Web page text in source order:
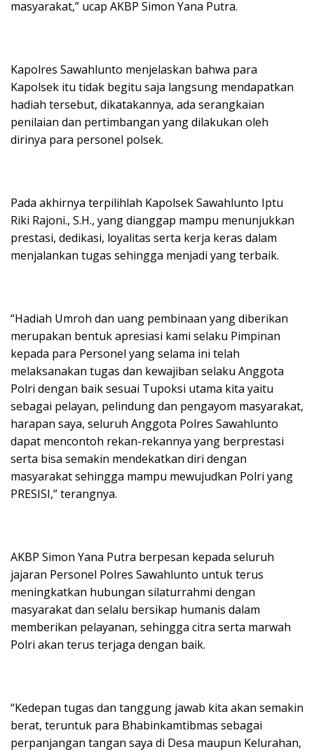
masyarakat,” ucap AKBP Simon Yana Putra.
Kapolres Sawahlunto menjelaskan bahwa para
Kapolsek itu tidak begitu saja langsung mendapatkan
hadiah tersebut, dikatakannya, ada serangkaian
penilaian dan pertimbangan yang dilakukan oleh
dirinya para personel polsek.
Pada akhirnya terpilihlah Kapolsek Sawahlunto Iptu
Riki Rajoni., S.H., yang dianggap mampu menunjukkan
prestasi, dedikasi, loyalitas serta kerja keras dalam
menjalankan tugas sehingga menjadi yang terbaik.
“Hadiah Umroh dan uang pembinaan yang diberikan
merupakan bentuk apresiasi kami selaku Pimpinan
kepada para Personel yang selama ini telah
melaksanakan tugas dan kewajiban selaku Anggota
Polri dengan baik sesuai Tupoksi utama kita yaitu
sebagai pelayan, pelindung dan pengayom masyarakat,
harapan saya, seluruh Anggota Polres Sawahlunto
dapat mencontoh rekan-rekannya yang berprestasi
serta bisa semakin mendekatkan diri dengan
masyarakat sehingga mampu mewujudkan Polri yang
PRESISI,” terangnya.
AKBP Simon Yana Putra berpesan kepada seluruh
jajaran Personel Polres Sawahlunto untuk terus
meningkatkan hubungan silaturrahmi dengan
masyarakat dan selalu bersikap humanis dalam
memberikan pelayanan, sehingga citra serta marwah
Polri akan terus terjaga dengan baik.
“Kedepan tugas dan tanggung jawab kita akan semakin
berat, teruntuk para Bhabinkamtibmas sebagai
perpanjangan tangan saya di Desa maupun Kelurahan,